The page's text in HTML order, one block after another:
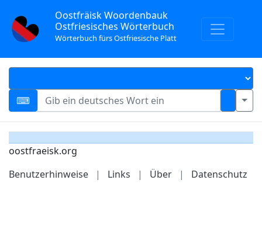
Oostfräisk Woordenbauk
Ostfriesisches Wörterbuch
Wörterbuch fürs Ostfriesische Platt
oostfraeisk.org
Benutzerhinweise
| Links | Über | Datenschutz